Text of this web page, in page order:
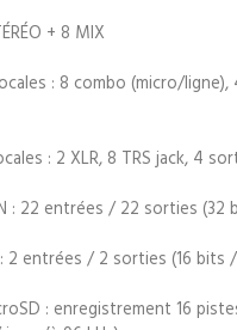
+ 8 MIX
: 8 combo (micro/ligne),
: 2 XLR, 8 TRS jack, 4
: 22 entrées / 22 sorties (32
: 2 entrées / 2 sorties (16 bits
: enregistrement 16